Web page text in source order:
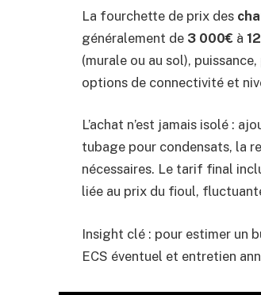
La fourchette de prix des
généralement de 3 000€ à
(murale ou au sol),
options de connectivité et
L’achat n’est jamais isolé :
tubage pour condensats, la
nécessaires. Le tarif final
liée au prix du fioul,
Insight clé : pour estimer un
ECS éventuel et entretien